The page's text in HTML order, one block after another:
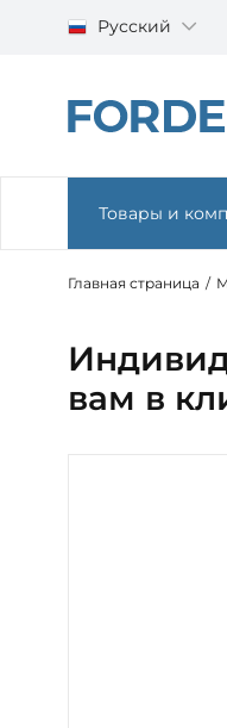
Русский
Товары и
Главная страница /
вам в